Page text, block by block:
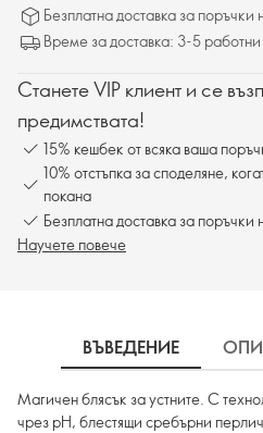
Безплатна доставка за поръчки
Време за доставка: 3-5 работни
Станете VIP клиент и се
предимствата!
15% кешбек от всяка ваша
10% отстъпка за споделяне,
покана
Безплатна доставка за
Научете повече
ВЪВЕДЕНИЕ
Магичен блясък за устните. С
чрез pH, блестящи сребърни